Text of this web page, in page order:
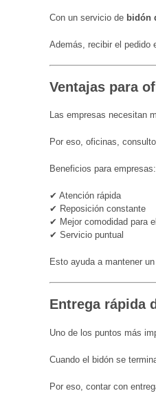
Con un servicio de bidón
Además, recibir el pedido
Ventajas para
Las empresas necesitan
Por eso, oficinas,
Beneficios para empresas:
✔ Atención rápida
✔ Reposición constante
✔ Mejor comodidad para
✔ Servicio puntual
Esto ayuda a mantener
Entrega rápida
Uno de los puntos más
Cuando el bidón se
Por eso, contar con